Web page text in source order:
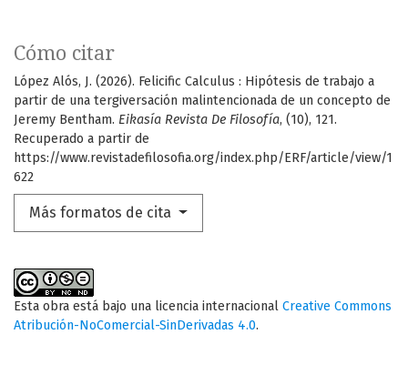
Cómo citar
López Alós, J. (2026). Felicific Calculus : Hipótesis de trabajo a
partir de una tergiversación malintencionada de un concepto de
Jeremy Bentham. Eikasía Revista De Filosofía, (10), 121.
Recuperado a partir de
https://www.revistadefilosofia.org/index.php/ERF/article/view/1
622
Más formatos de cita
Esta obra está bajo una licencia internacional Creative Commons
Atribución-NoComercial-SinDerivadas 4.0.